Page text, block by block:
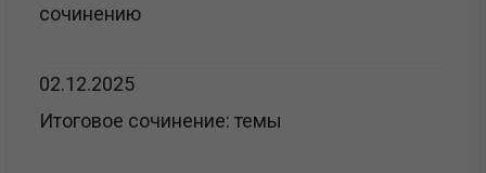
сочинению
02.12.2025
Итоговое сочинение: темы